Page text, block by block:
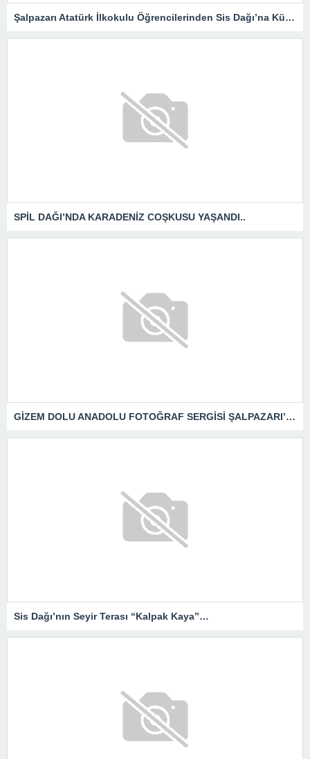
Şalpazarı Atatürk İlkokulu Öğrencilerinden Sis Dağı’na Kültür Gezisi
SPİL DAĞI’NDA KARADENİZ COŞKUSU YAŞANDI..
GİZEM DOLU ANADOLU FOTOĞRAF SERGİSİ ŞALPAZARI’NDA
Sis Dağı’nın Seyir Terası “Kalpak Kaya”…